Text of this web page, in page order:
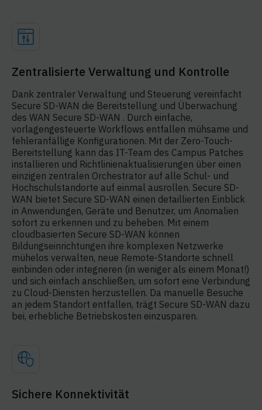
Zentralisierte Verwaltung und Kontrolle
Dank zentraler Verwaltung und Steuerung vereinfacht
Secure SD-WAN die Bereitstellung und Überwachung
des WAN Secure SD-WAN . Durch einfache,
vorlagengesteuerte Workflows entfallen mühsame und
fehleranfällige Konfigurationen. Mit der Zero-Touch-
Bereitstellung kann das IT-Team des Campus Patches
installieren und Richtlinienaktualisierungen über einen
einzigen zentralen Orchestrator auf alle Schul- und
Hochschulstandorte auf einmal ausrollen. Secure SD-
WAN bietet Secure SD-WAN einen detaillierten Einblick
in Anwendungen, Geräte und Benutzer, um Anomalien
sofort zu erkennen und zu beheben. Mit einem
cloudbasierten Secure SD-WAN können
Bildungseinrichtungen ihre komplexen Netzwerke
mühelos verwalten, neue Remote-Standorte schnell
einbinden oder integrieren (in weniger als einem Monat!)
und sich einfach anschließen, um sofort eine Verbindung
zu Cloud-Diensten herzustellen. Da manuelle Besuche
an jedem Standort entfallen, trägt Secure SD-WAN dazu
bei, erhebliche Betriebskosten einzusparen.
Sichere Konnektivität